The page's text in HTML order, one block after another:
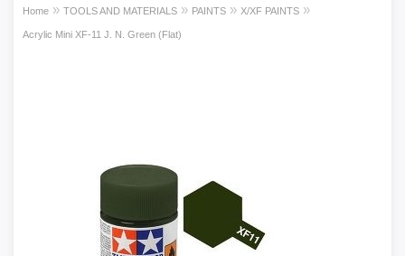
Home » TOOLS AND MATERIALS » PAINTS » X/XF PAINTS »
Acrylic Mini XF-11 J. N. Green (Flat)